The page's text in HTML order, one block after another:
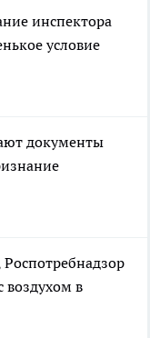
инспектора
условие
документы
воздухом в